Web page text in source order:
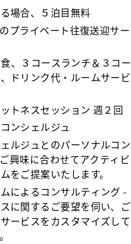
場合、５泊目無料
プライベート往復送迎サー
、３コースランチ＆３コー
ドリンク代・ルームサービ
トネスセッション 週２回
ンシェルジュ
ルジュとのパーソナルコン
興味に合わせてアクティビ
をご提案いたします。
によるコンサルティング -
に関するご要望を伺い、ご
ービスをカスタマイズして